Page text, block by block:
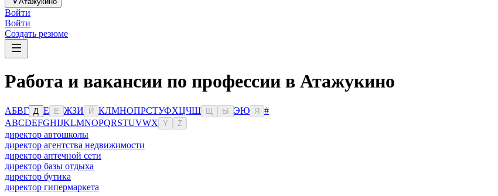
Войти
Войти
Создать резюме
Работа и вакансии по профессии в Атажукино
АБВГ Д Е Ё ЖЗИ Й КЛМНОПРСТУФХЦЧШ Ы ЭЮ Я
#
ABCDEFGHIJKLMNOPQRSTUVWX Y Z
директор автошколы
директор агентства недвижимости
директор аптечной сети
директор базы отдыха
директор бутика
директор гипермаркета